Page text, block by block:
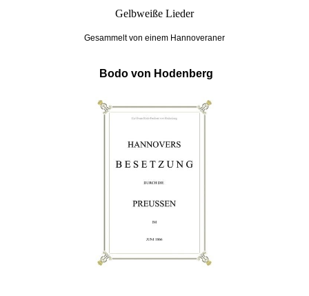
Gelbweiße Lieder
Gesammelt von einem Hannoveraner
Bodo von Hodenberg